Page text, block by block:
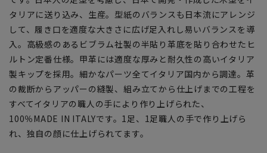
タリアに送り込み、生産。型紙のバランスも日本流にアレンジ
して、履き口を適度な大きさに広げ足入れし易いバランスを導
入。高級感のあるビブラム社製の半貼り革底を貼り合わせたヒ
ルトン定番仕様。甲革には適度な厚みと耐久性の高いイタリア
製キップを採用。細かなパーツ全てイタリア国内から調達。革
の裁断からアッパーの縫製、組み立てから仕上げまでの工程を
すべてイタリアの職人の手により作り上げられた、
100％MADE IN ITALYです。1足、1足職人の手で作り上げら
れ、独自の顔に仕上げられてます。